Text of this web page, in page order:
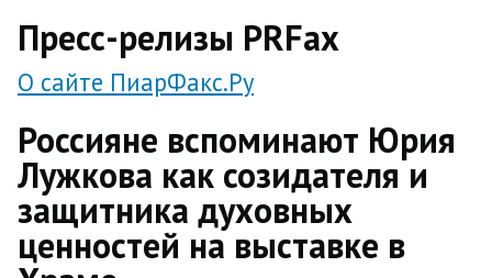
Пресс-релизы PRFax
О сайте ПиарФакс.Ру
Россияне вспоминают Юрия
Лужкова как созидателя и
защитника духовных
ценностей на выставке в